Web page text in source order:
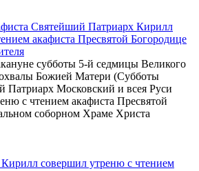
Святейший Патриарх Кирилл
акафиста Пресвятой Богородице
субботы 5-й седмицы Великого
Божией Матери (Субботы
Патриарх Московский и всея Руси
с чтением акафиста Пресвятой
соборном Храме Христа
совершил утреню с чтением